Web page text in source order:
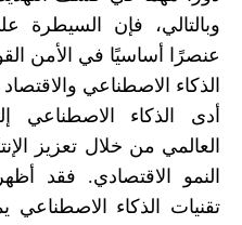
وبالتالي، فإن السيطرة
عنصرًا أساسيًا في الأمن
الذكاء الاصطناعي
أدى الذكاء الاصطناعي
العالمي من خلال تعزيز
النمو الاقتصادي. فقد
تقنيات الذكاء